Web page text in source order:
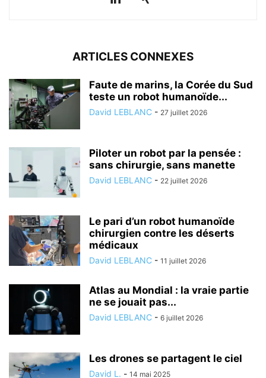
ARTICLES CONNEXES
Faute de marins, la Corée du Sud
teste un robot humanoïde...
David LEBLANC - 27 juillet 2026
Piloter un robot par la pensée :
sans chirurgie, sans manette
David LEBLANC - 22 juillet 2026
Le pari d’un robot humanoïde
chirurgien contre les déserts
médicaux
David LEBLANC - 11 juillet 2026
Atlas au Mondial : la vraie partie
ne se jouait pas...
David LEBLANC - 6 juillet 2026
Les drones se partagent le ciel
David L. - 14 mai 2025